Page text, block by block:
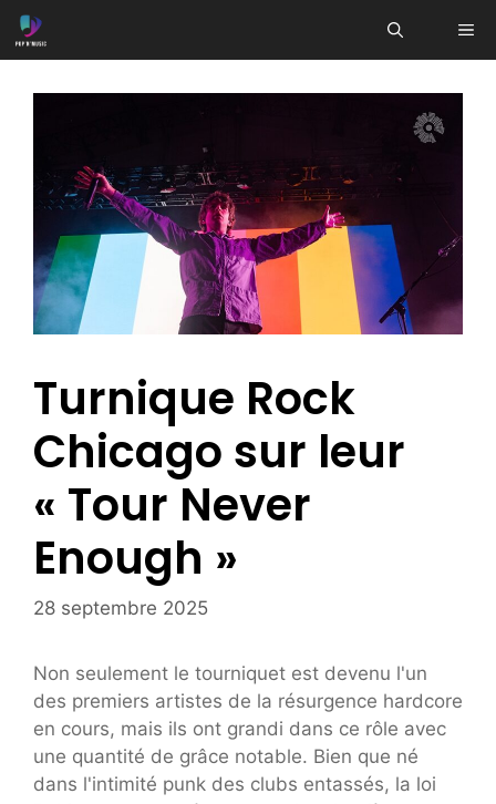
Aller
au
Turnique Rock
Chicago sur leur
« Tour Never
Enough »
28 septembre 2025
Non seulement le tourniquet est devenu l'un
des premiers artistes de la résurgence hardcore
en cours, mais ils ont grandi dans ce rôle avec
une quantité de grâce notable. Bien que né
dans l'intimité punk des clubs entassés, la loi